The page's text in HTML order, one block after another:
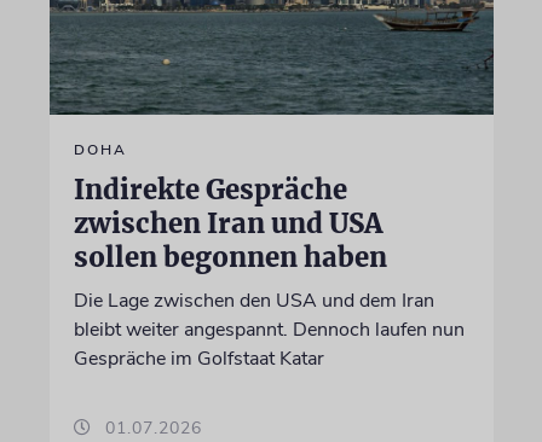
DOHA
Indirekte Gespräche
zwischen Iran und USA
sollen begonnen haben
Die Lage zwischen den USA und dem Iran
bleibt weiter angespannt. Dennoch laufen nun
Gespräche im Golfstaat Katar
01.07.2026